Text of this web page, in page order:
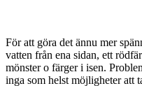
För att göra det ännu mer
vatten från ena sidan, ett
mönster o färger i isen.
inga som helst möjligheter